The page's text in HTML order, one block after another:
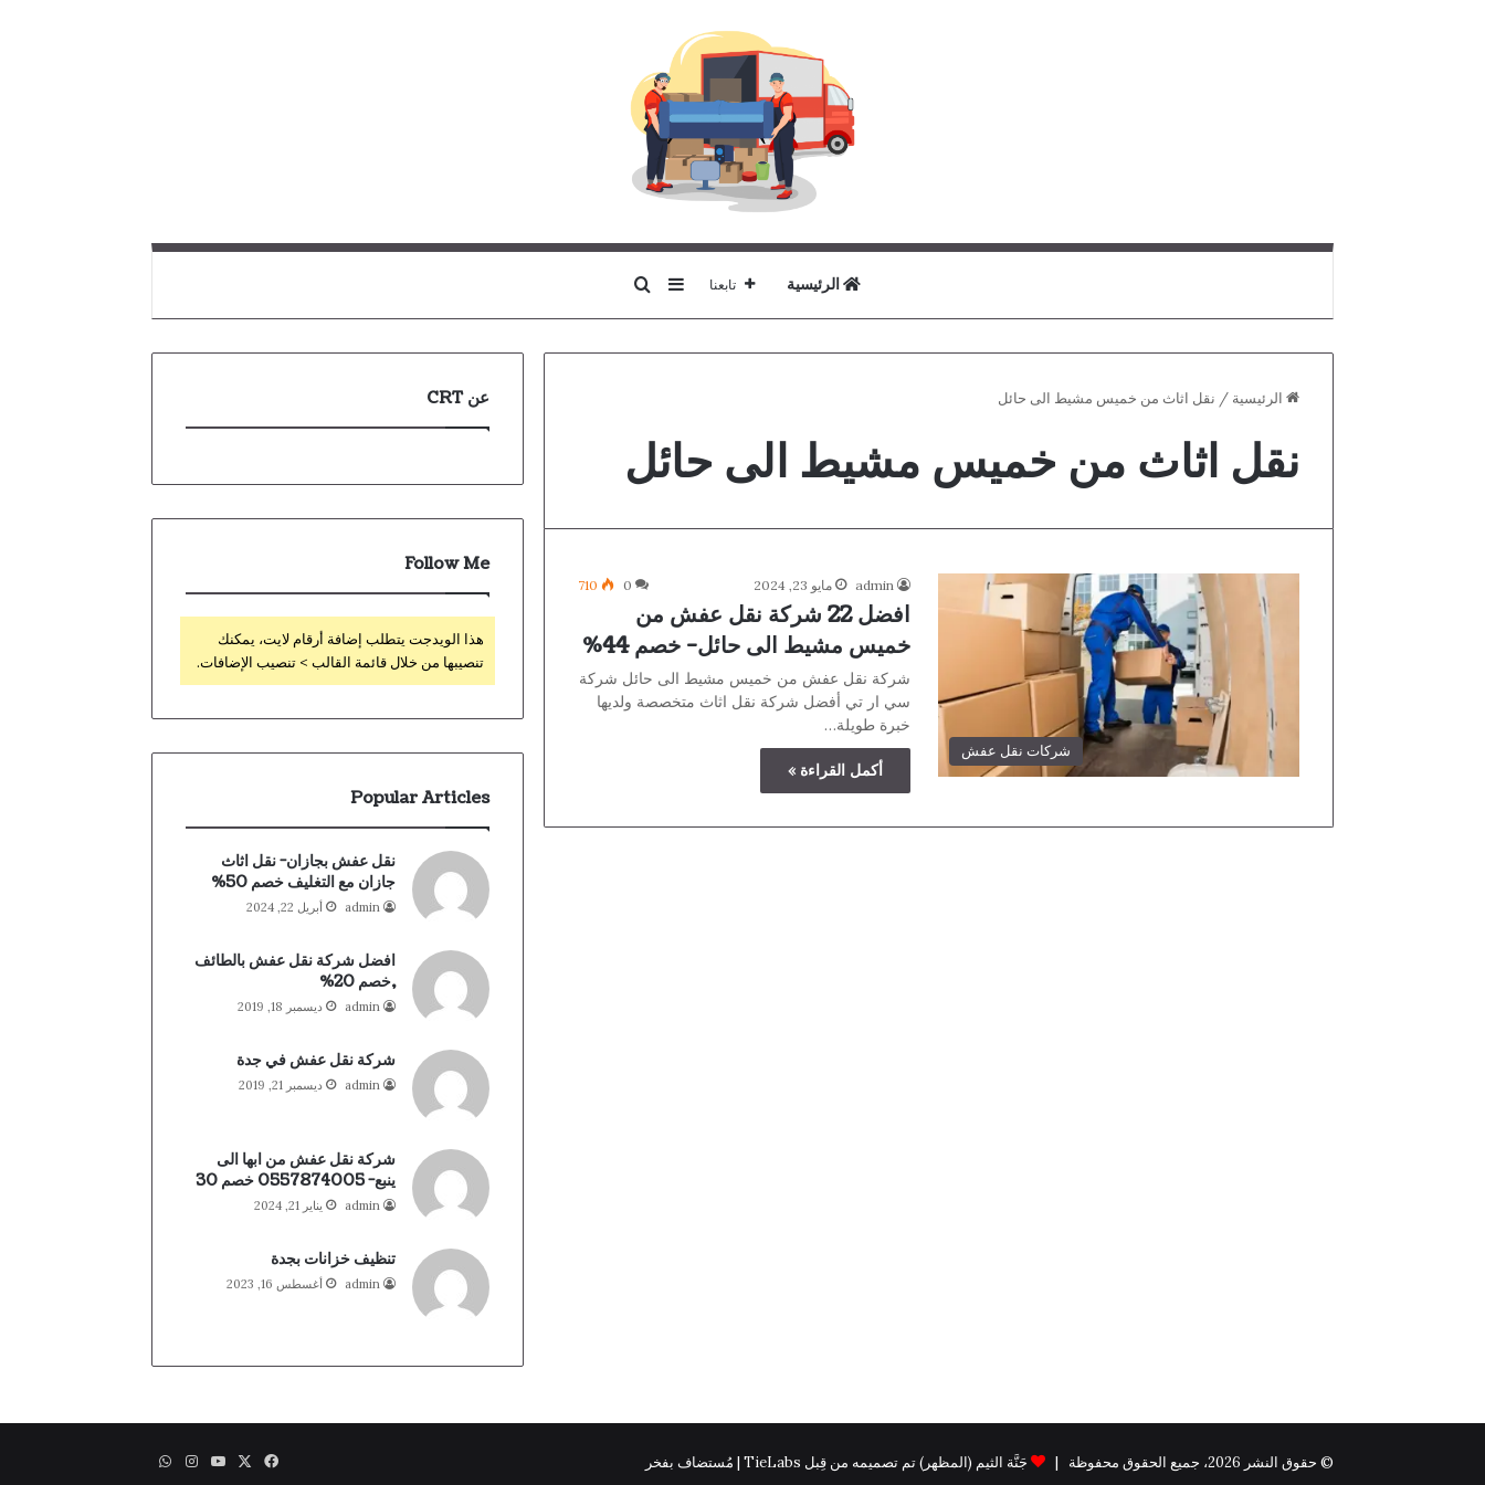
الرئيسية تابعنا إضافة عمود جانبي
بحث عن
الرئيسية / نقل اثاث من خميس مشيط الى حائل
نقل اثاث من خميس مشيط الى حائل
شركات نقل عفش
admin مايو 23, 2024 0
710
افضل 22 شركة نقل عفش من
خميس مشيط الى حائل- خصم 44%
شركة نقل عفش من خميس مشيط الى حائل شركة
سي ار تي أفضل شركة نقل اثاث متخصصة ولديها
خبرة طويلة…
أكمل القراءة »
عن CRT
Follow Me
هذا الويدجت يتطلب إضافة أرقام لايت، يمكنك
تنصيبها من خلال قائمة القالب > تنصيب الإضافات.
Popular Articles
نقل عفش بجازان- نقل اثاث
جازان مع التغليف خصم 50%
admin أبريل 22, 2024
افضل شركة نقل عفش بالطائف
,خصم 20%
admin ديسمبر 18, 2019
شركة نقل عفش في جدة
admin ديسمبر 21, 2019
شركة نقل عفش من ابها الى
ينبع- 0557874005 خصم 30
admin يناير 21, 2024
تنظيف خزانات بجدة
admin أغسطس 16, 2023
© حقوق النشر 2026، جميع الحقوق محفوظة | جَنَّة الثيم (المظهر) تم تصميمه من قِبل TieLabs | مُستضاف بفخر فيسبوك يوتيوبانستقرامواتساب